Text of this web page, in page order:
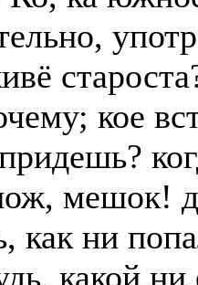
кое
мешок!
как ни
какой